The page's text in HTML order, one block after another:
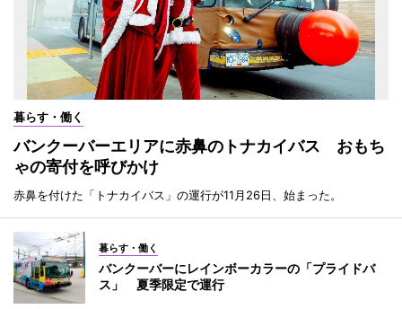
暮らす・働く
バンクーバーエリアに赤鼻のトナカイバス おもち
ゃの寄付を呼びかけ
赤鼻を付けた「トナカイバス」の運行が11月26日、始まった。
暮らす・働く
バンクーバーにレインボーカラーの「プライドバ
ス」 夏季限定で運行